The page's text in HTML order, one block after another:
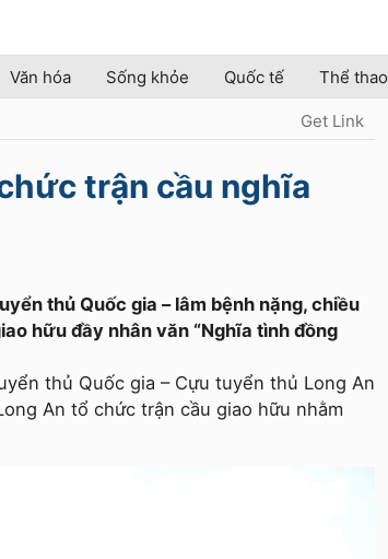
Văn hóa Sống khỏe Quốc tế Thể thao
Get Link
trận cầu nghĩa
thủ Quốc gia – lâm bệnh nặng, chiều
hữu đầy nhân văn “Nghĩa tình đồng
thủ Quốc gia – Cựu tuyển thủ Long An
An tổ chức trận cầu giao hữu nhằm